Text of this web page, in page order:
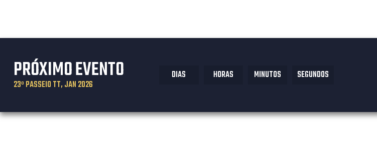
PRÓXIMO EVENTO
23º PASSEIO TT, JAN 2026
DIAS HORAS MINUTOS SEGUNDOS